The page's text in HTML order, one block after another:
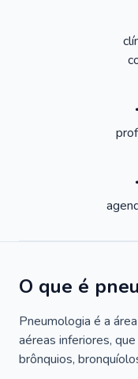
O que é
Pneumologia é a
aéreas inferiores,
brônquios,